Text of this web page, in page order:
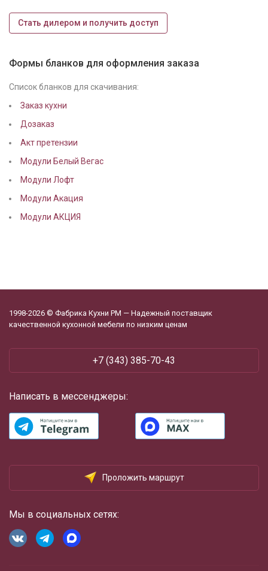
Стать дилером и получить доступ
Формы бланков для оформления заказа
Список бланков для скачивания:
Заказ кухни
Дозаказ
Акт претензии
Модули Белый Вегас
Модули Лофт
Модули Акация
Модули АКЦИЯ
1998-2026 © Фабрика Кухни РМ — Надежный поставщик
качественной кухонной мебели по низким ценам
+7 (343) 385-70-43
Написать в мессенджеры:
Проложить маршрут
Мы в социальных сетях: